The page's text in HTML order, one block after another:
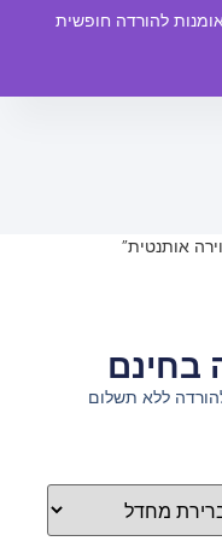
להורדה חופשית
אותנטית”
בחינם
ללא תשלום